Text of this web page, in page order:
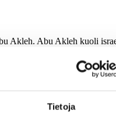
Tietoja
Akleh. Abu Akleh kuoli
vapaaehtoisena